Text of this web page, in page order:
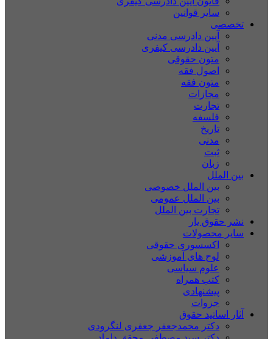
سایر قوانین
تخصصی
آیین دادرسی مدنی
آیین دادرسی کیفری
متون حقوقی
اصول فقه
متون فقه
مجازات
تجارت
فلسفه
تاریخ
مدنی
ثبت
زبان
بین الملل
بین الملل خصوصی
بین الملل عمومی
تجارت بین الملل
نشر حقوق یار
سایر محصولات
اکسسوری حقوقی
لوح های آموزشی
علوم سیاسی
کتب همراه
پیشنهادی
جزوات
آثار اساتید حقوق
دکتر محمدجعفر جعفری لنگرودی